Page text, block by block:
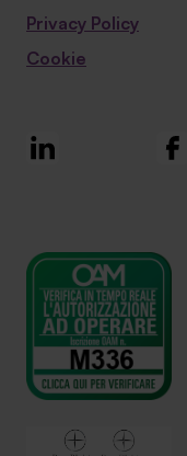
Privacy Policy
Cookie